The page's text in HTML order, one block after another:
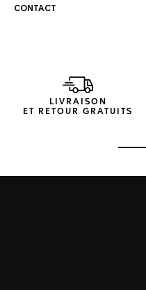
CONTACT
LIVRAISON
ET RETOUR GRATUITS